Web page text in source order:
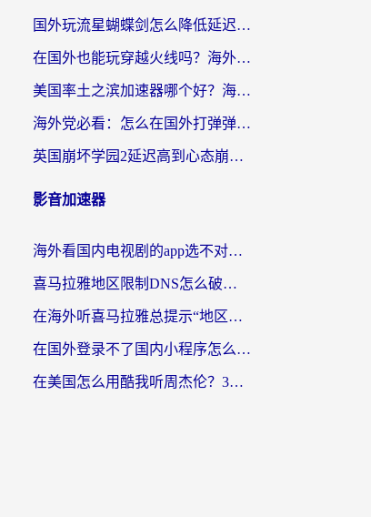
国外玩流星蝴蝶剑怎么降低延迟？海外党必看的加速秘籍（含欧洲鸣潮&彩虹岛优化攻略）
在国外也能玩穿越火线吗？海外玩家国服游戏畅玩终极指南
美国率土之滨加速器哪个好？海外党国服游戏畅玩终极指南（附多游戏解决方案）
海外党必看：怎么在国外打弹弹堂不卡？番茄加速器亲测指南
英国崩坏学园2延迟高到心态崩？海外党国服游戏加速终极指南
影音加速器
海外看国内电视剧的app选不对？这份回国加速器避坑指南帮你流畅追剧
喜马拉雅地区限制DNS怎么破？海外党听国内音乐听书的终极解决方案
在海外听喜马拉雅总提示“地区限制”？3步轻松解除+听国内音乐全攻略
在国外登录不了国内小程序怎么办？选对回国加速器，轻松解锁国内资源
在美国怎么用酷我听周杰伦？3步搞定海外听歌难题